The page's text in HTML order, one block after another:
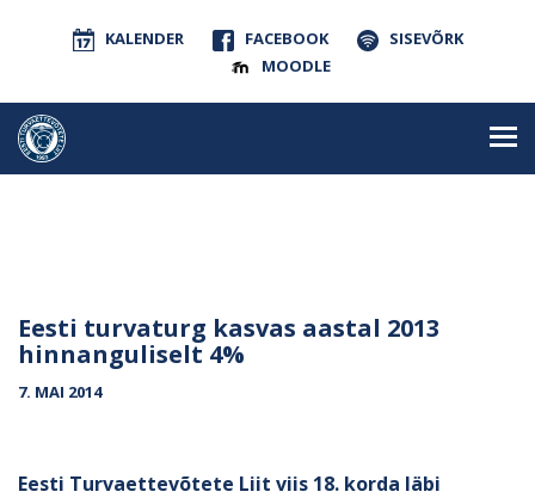
KALENDER FACEBOOK
SISEVÕRK
MOODLE
Eesti turvaturg kasvas aastal 2013
hinnanguliselt 4%
7. MAI 2014
Eesti Turvaettevõtete Liit viis 18. korda läbi